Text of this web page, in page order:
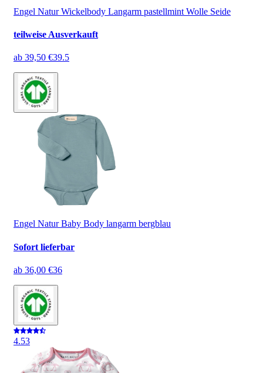
Engel Natur Wickelbody Langarm pastellmint Wolle Seide
teilweise Ausverkauft
ab 39,50 €39.5
Engel Natur Baby Body langarm bergblau
Sofort lieferbar
ab 36,00 €36
4.53